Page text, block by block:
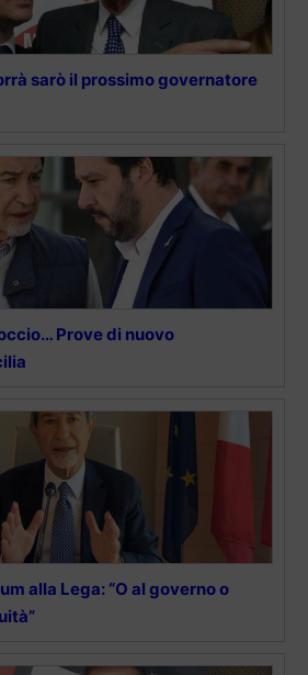
sarò il prossimo governatore
Prove di nuovo
alla Lega: “O al governo o